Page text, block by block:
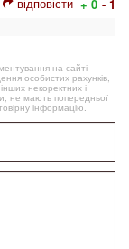
відповісти + 0 - 1
на сайті
особистих рахунків,
некоректних і
не мають попередньої
інформацію.